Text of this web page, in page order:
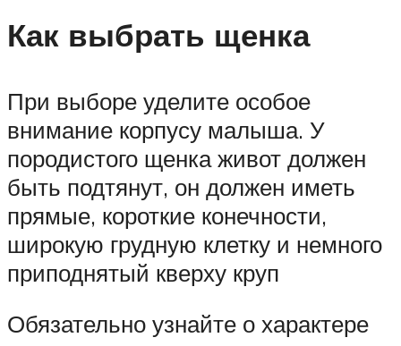
Как выбрать щенка
При выборе уделите особое
внимание корпусу малыша. У
породистого щенка живот должен
быть подтянут, он должен иметь
прямые, короткие конечности,
широкую грудную клетку и немного
приподнятый кверху круп
Обязательно узнайте о характере